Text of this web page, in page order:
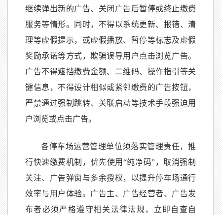
继续弹出新的广告、关闭广告后暂停或终止缴费
服务等情形。同时，不得以系统更新、报错、清
理等虚假提示，或虚假播放、暂停等标志及虚假
奖励承诺等方式，欺骗误导用户点击浏览广告。
广告不得遮挡缴费金额、二维码、操作指引等关
键信息，不得设计相似或紧邻缴费的广告按钮，
严禁通过强制跳转、关联启动等技术手段强迫用
户浏览或点击广告。
各停车场运营管理单位须落实管理责任，推
行快速缴费机制，优先使用“纯净码”，取消强制
关注、广告弹窗与多余授权，以提升停车场通行
效率与用户体验。广告主、广告经营者、广告发
布者必须严格遵守相关法律法规，立即自查自